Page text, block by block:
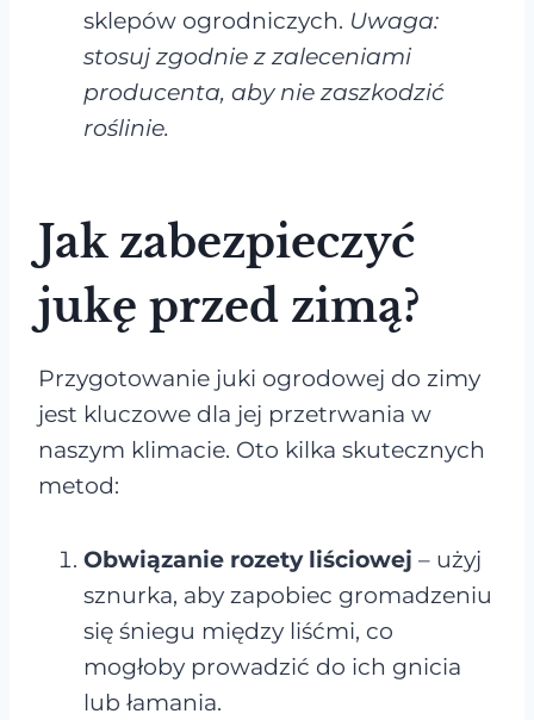
sklepów ogrodniczych. Uwaga:
stosuj zgodnie z zaleceniami
producenta, aby nie zaszkodzić
roślinie.
Jak zabezpieczyć
jukę przed zimą?
Przygotowanie juki ogrodowej do zimy
jest kluczowe dla jej przetrwania w
naszym klimacie. Oto kilka skutecznych
metod:
Obwiązanie rozety liściowej – użyj
sznurka, aby zapobiec gromadzeniu
się śniegu między liśćmi, co
mogłoby prowadzić do ich gnicia
lub łamania.